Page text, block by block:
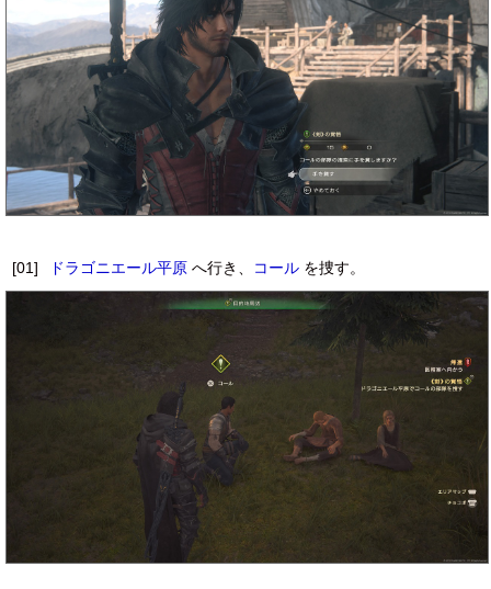
[01] ドラゴニエール平原へ行き、 コールを捜す。